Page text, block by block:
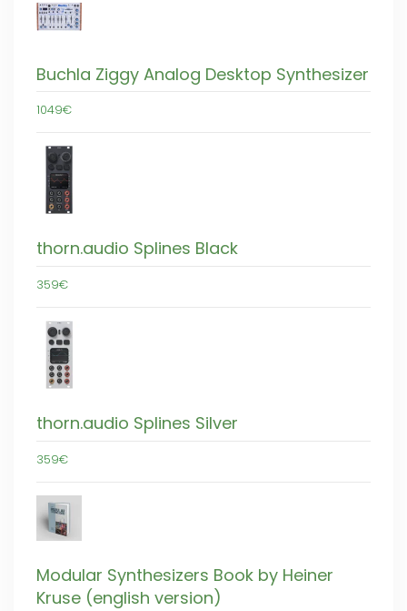
Buchla Ziggy Analog Desktop Synthesizer
1049€
thorn.audio Splines Black
359€
thorn.audio Splines Silver
359€
Modular Synthesizers Book by Heiner
Kruse (english version)